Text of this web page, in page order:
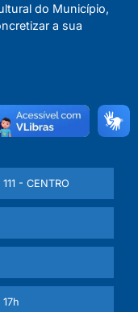
do Município,
a sua
- CENTRO